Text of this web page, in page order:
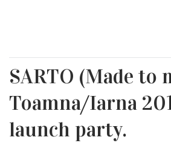
SARTO (Made to
Toamna/Iarna
launch party.